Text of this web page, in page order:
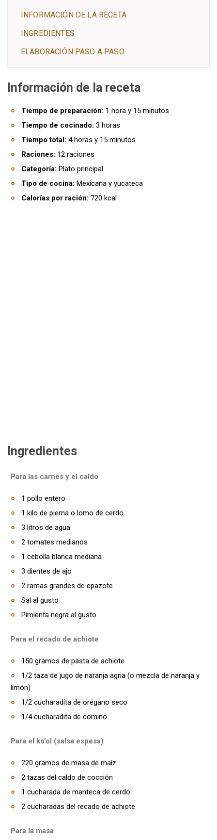
INFORMACIÓN DE LA RECETA
INGREDIENTES
ELABORACIÓN PASO A PASO
Información de la receta
Tiempo de preparación: 1 hora y 15 minutos
Tiempo de cocinado: 3 horas
Tiempo total: 4 horas y 15 minutos
Raciones: 12 raciones
Categoría: Plato principal
Tipo de cocina: Mexicana y yucateca
Calorías por ración: 720 kcal
Ingredientes
Para las carnes y el caldo
1 pollo entero
1 kilo de pierna o lomo de cerdo
3 litros de agua
2 tomates medianos
1 cebolla blanca mediana
3 dientes de ajo
2 ramas grandes de epazote
Sal al gusto
Pimienta negra al gusto
Para el recado de achiote
150 gramos de pasta de achiote
1/2 taza de jugo de naranja agria (o mezcla de naranja y
limón)
1/2 cucharadita de orégano seco
1/4 cucharadita de comino
Para el ko’ol (salsa espesa)
220 gramos de masa de maíz
2 tazas del caldo de cocción
1 cucharada de manteca de cerdo
2 cucharadas del recado de achiote
Para la masa